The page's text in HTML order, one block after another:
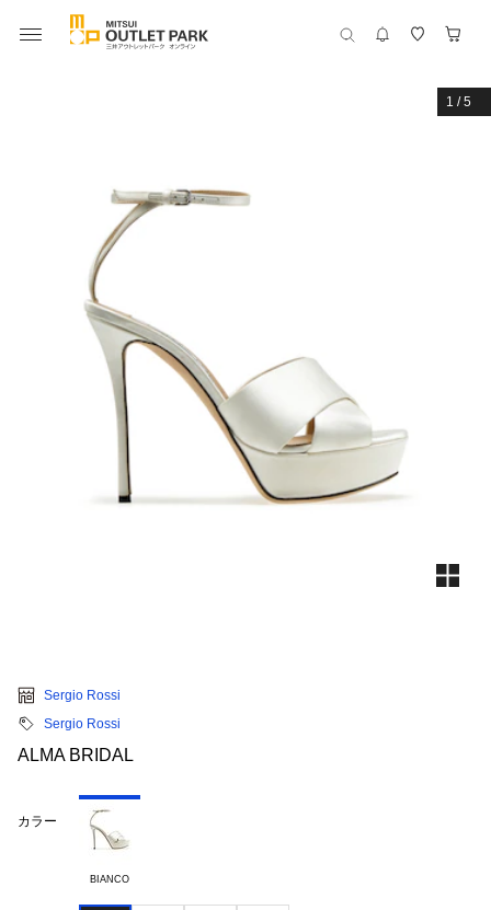
1 /5
Sergio Rossi
Sergio Rossi
ALMA BRIDAL
カラー
BIANCO